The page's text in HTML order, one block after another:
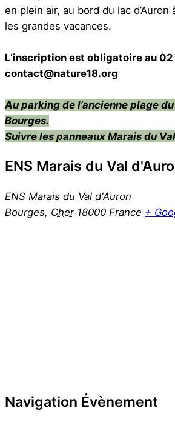
en plein air, au bord du lac
les grandes vacances.
L’inscription est obligatoire au
contact@nature18.org
Au parking de l’ancienne plage du
Bourges.
Suivre les panneaux Marais du Val
ENS Marais du Val
ENS Marais du Val d'Auron
Bourges, Cher 18000 France +
Navigation Évènement